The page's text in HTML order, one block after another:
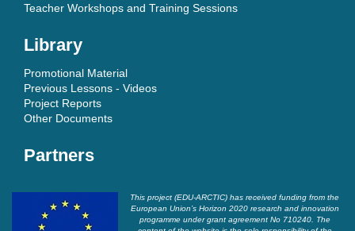
Teacher Workshops and Training Sessions
Library
Promotional Material
Previous Lessons - Videos
Project Reports
Other Documents
Partners
This project (EDU-ARCTIC) has received funding from the
European Union’s Horizon 2020 research and innovation
programme under grant agreement No 710240. The